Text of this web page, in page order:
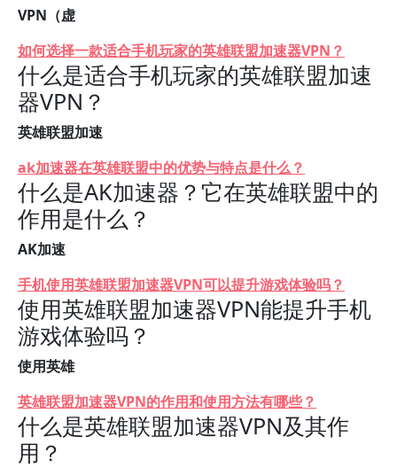
VPN（虚
如何选择一款适合手机玩家的英雄联盟加速器VPN？
什么是适合手机玩家的英雄联盟加速
器VPN？
英雄联盟加速
ak加速器在英雄联盟中的优势与特点是什么？
什么是AK加速器？它在英雄联盟中的
作用是什么？
AK加速
手机使用英雄联盟加速器VPN可以提升游戏体验吗？
使用英雄联盟加速器VPN能提升手机
游戏体验吗？
使用英雄
英雄联盟加速器VPN的作用和使用方法有哪些？
什么是英雄联盟加速器VPN及其作
用？